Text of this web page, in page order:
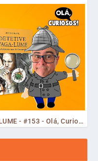
MEMÓRIAS DA COLEÇÃO VAGA-LUME - #153 - Olá, Curiosos! 2023